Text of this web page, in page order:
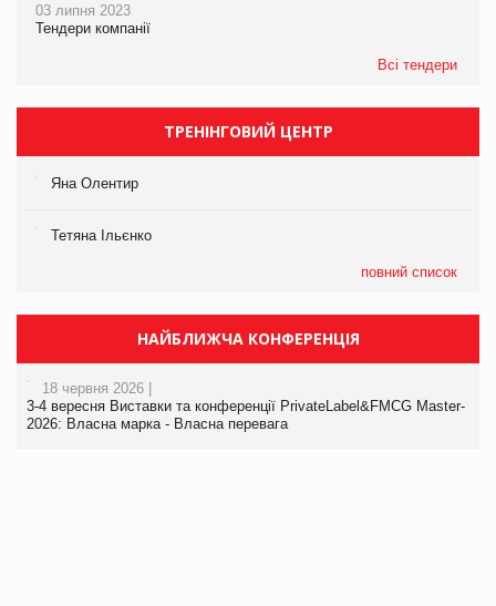
03 липня 2023
Тендери компанії
Всі тендери
ТРЕНІНГОВИЙ ЦЕНТР
Яна Олентир
Тетяна Ільєнко
повний список
НАЙБЛИЖЧА КОНФЕРЕНЦІЯ
18 червня 2026 |
3-4 вересня Виставки та конференції PrivateLabel&FMCG Master-
2026: Власна марка - Власна перевага